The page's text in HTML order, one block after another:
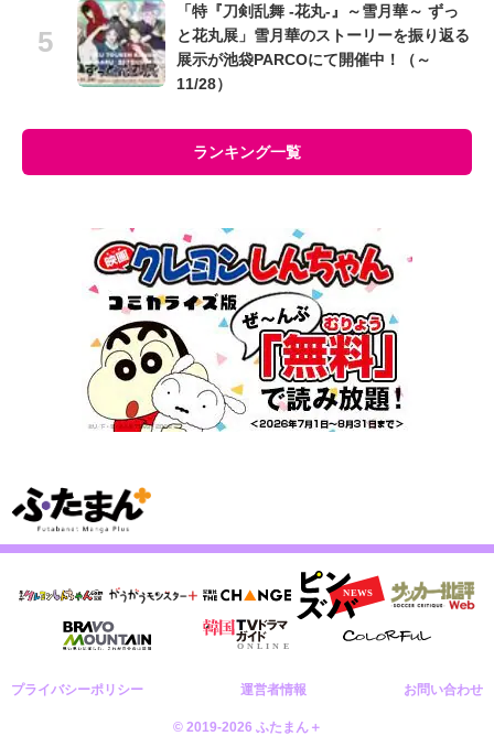
「特『刀剣乱舞 -花丸-』～雪月華～ ずっ
と花丸展」雪月華のストーリーを振り返る
展示が池袋PARCOにて開催中！（～
11/28）
ランキング一覧
プライバシーポリシー 運営者情報 お問い合わせ
© 2019-2026 ふたまん＋